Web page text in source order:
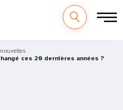
nouvelles
ces 20 dernières années ?